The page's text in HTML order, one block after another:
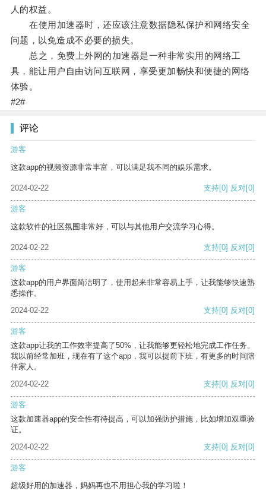
人的权益。
在使用加速器时，还应该注意数据隐私保护和网络安全
问题，以免造成不必要的损失。
总之，免费上外网的加速器是一种非常实用的网络工
具，能让用户自由访问互联网，享受更加畅快和便捷的网络
体验。
#2#
评论
游客
这款app的视频资源非常丰富，可以满足我不同的娱乐需求。
2024-02-22 支持[0] 反对[0]
游客
这款软件的社区氛围非常好，可以与其他用户交流学习心得。
2024-02-22 支持[0] 反对[0]
游客
这款app的用户界面简洁明了，使用起来非常容易上手，让我能够快速熟
悉操作。
2024-02-22
支持[0] 反对[0]
游客
这款app让我的工作效率提高了50%，让我能够更轻松地完成工作任务。
我以前经常加班，现在有了这个app，我可以提前下班，有更多的时间陪
伴家人。
2024-02-22
支持[0] 反对[0]
游客
这款加速器app的安全性有待提高，可以加强防护措施，比如增加双重验
证。
2024-02-22
支持[0] 反对[0]
游客
超级好用的加速器，妈妈再也不用担心我的学习啦！